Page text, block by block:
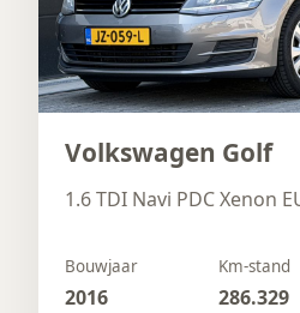
Volkswagen Golf
1.6 TDI Navi PDC Xenon
Bouwjaar
2016
Km-stand
286.329